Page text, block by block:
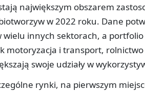
największym obszarem
w 2022 roku. Dane
innych sektorach, a
motoryzacja i transport,
swoje udziały w
rynki, na pierwszym